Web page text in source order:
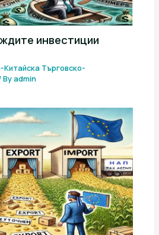
инвестиции
Китайска Търговско-
Byadmin